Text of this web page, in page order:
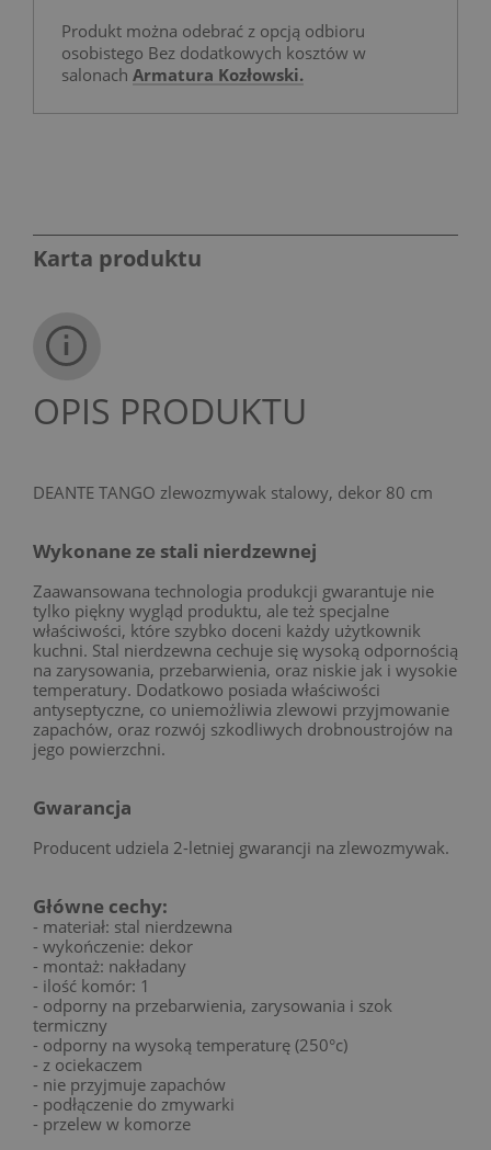
Produkt można odebrać z opcją odbioru
osobistego Bez dodatkowych kosztów w
salonach Armatura Kozłowski.
Karta produktu
OPIS PRODUKTU
DEANTE TANGO zlewozmywak stalowy, dekor 80 cm
Wykonane ze stali nierdzewnej
Zaawansowana technologia produkcji gwarantuje nie
tylko piękny wygląd produktu, ale też specjalne
właściwości, które szybko doceni każdy użytkownik
kuchni. Stal nierdzewna cechuje się wysoką odpornością
na zarysowania, przebarwienia, oraz niskie jak i wysokie
temperatury. Dodatkowo posiada właściwości
antyseptyczne, co uniemożliwia zlewowi przyjmowanie
zapachów, oraz rozwój szkodliwych drobnoustrojów na
jego powierzchni.
Gwarancja
Producent udziela 2-letniej gwarancji na zlewozmywak.
Główne cechy:
- materiał: stal nierdzewna
- wykończenie: dekor
- montaż: nakładany
- ilość komór: 1
- odporny na przebarwienia, zarysowania i szok
termiczny
- odporny na wysoką temperaturę (250°c)
- z ociekaczem
- nie przyjmuje zapachów
- podłączenie do zmywarki
- przelew w komorze